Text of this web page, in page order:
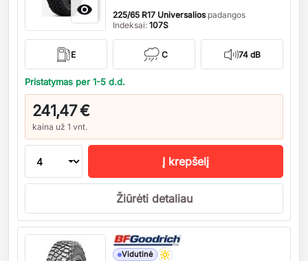
 225/65 R17 Universaliospadangos
Indeksai: 107S
E C 74 dB
Pristatymas per 1-5 d.d.
241,47 €
kaina už 1 vnt.
Į krepšelį
Žiūrėti detaliau
Vidutinė
Kiekis